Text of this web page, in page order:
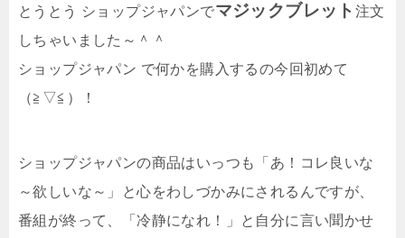
とうとう ショップジャパンでマジックブレット 注文
しちゃいました～＾＾
ショップジャパン で何かを購入するの今回初めて
（≧▽≦）！
ショップジャパンの商品はいっつも「あ！コレ良いな
～欲しいな～」と心をわしづかみにされるんですが、
番組が終って、「冷静になれ！」と自分に言い聞かせ